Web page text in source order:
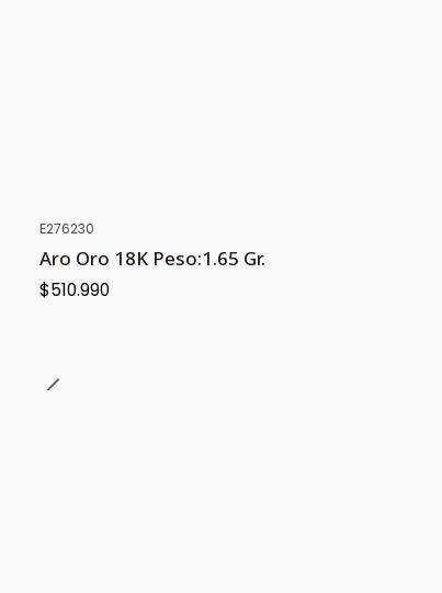
E276230
Aro Oro 18K Peso:1.65 Gr.
$510.990